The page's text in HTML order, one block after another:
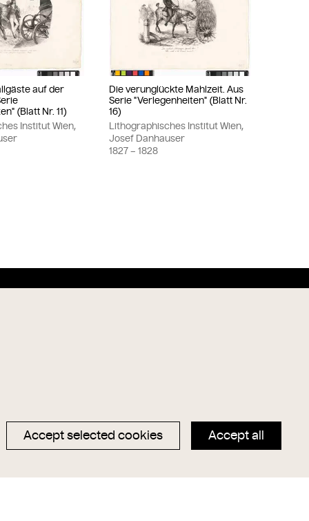
Accept selected cookies Accept all
auf der
(Blatt Nr. 11)
Institut Wien,
Die verunglückte Mahlzeit. Aus
Serie "Verlegenheiten" (Blatt Nr.
16)
Lithographisches Institut Wien,
Josef Danhauser
1827– 1828
Hauptseite